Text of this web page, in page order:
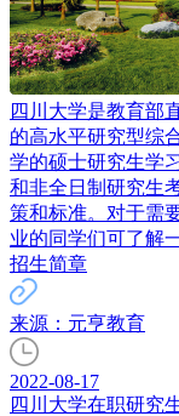
四川大学是教育部
的高水平研究型综
学的硕士研究生学
和非全日制研究生
策和标准。对于需
业的同学们可了解
招生简章
来源：元亨教育
2022-08-17
四川大学在职研究